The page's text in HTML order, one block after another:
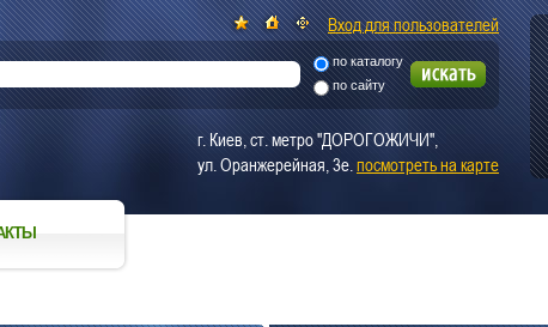
Вход для пользователей
по каталогу
по сайту
г. Киев, ст. метро "ДОРОГОЖИЧИ",
ул. Оранжерейная, 3е.посмотреть на карте